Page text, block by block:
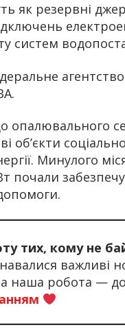
як резервні
систем
опалювального
Минулого
тих, кому не
важливі
наша робота —